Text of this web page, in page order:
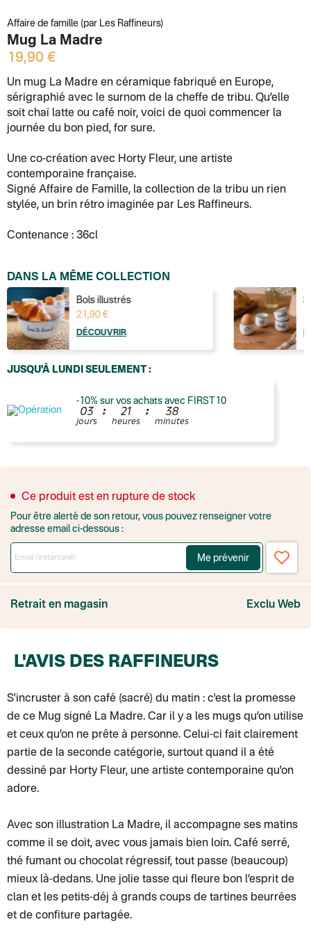
Affaire de famille (par Les Raffineurs)
Mug La Madre
19,90 €
Un mug La Madre en céramique fabriqué en Europe,
sérigraphié avec le surnom de la cheffe de tribu. Qu’elle
soit chaï latte ou café noir, voici de quoi commencer la
journée du bon pied, for sure.
Une co-création avec Horty Fleur, une artiste
contemporaine française.
Signé Affaire de Famille, la collection de la tribu un rien
stylée, un brin rétro imaginée par Les Raffineurs.
Contenance : 36cl
DANS LA MÊME COLLECTION
Bols illustrés
21,90 €
DÉCOUVRIR
JUSQU'À LUNDI SEULEMENT :
-10% sur vos achats avec FIRST10
03
jours
: 21
heures
: 38
minutes
Point relais rapide
Lettre prioritaire
UPS: Livraison sous 7 jours
Colis suivi: Livraison sous 4 jours ouvrés
Colissimo suivi (expédition par Yamayama): Livraison à votre
Livraison TNT (expédition par Salty design )
: 72h
BOUTIQUE : SAINT-SULPICE
Chronopost - Livraison express à domicile: Colis livré en 1 à 3
Test dropshipping
Colissimo suivi (expédition Juste un arbre)
Colissimo suivi (expédition Cheer Moda)
Colis suivi (DPD)
Colissimo suivi (expédition June & Jane)
Colissimo suivi (expédition Les Fils)
Lettre suivie (expédition Les Fils)
Lettre suivie (expédition par Noémie, la créatrice)
Colissimo suivi (expédition Zebrabook)
Colissimo suivi (expédition Minoe)
Lettre suivie (expédition April Eleven)
Colissimo suivi (expédition Petit Coq)
Lettre suivie (expédition Les mots doux)
Colissimo suivi (expédition Papier Curieux)
Lettre Suivie (expédition Atelier Wagram)
Lettre suivie (expédition Atelier Aismée)
Ce produit est en rupture de stock
Pour être alerté de son retour, vous pouvez renseigner votre
adresse email ci-dessous :
Me prévenir
Retrait en magasin Exclu Web
L'AVIS DES RAFFINEURS
S'incruster à son café (sacré) du matin : c'est la promesse
de ce Mug signé La Madre. Car il y a les mugs qu’on utilise
et ceux qu’on ne prête à personne. Celui-ci fait clairement
partie de la seconde catégorie, surtout quand il a été
dessiné par Horty Fleur, une artiste contemporaine qu'on
adore.
Avec son illustration La Madre, il accompagne ses matins
comme il se doit, avec vous jamais bien loin. Café serré,
thé fumant ou chocolat régressif, tout passe (beaucoup)
mieux là-dedans. Une jolie tasse qui fleure bon l’esprit de
clan et les petits-déj à grands coups de tartines beurrées
et de confiture partagée.